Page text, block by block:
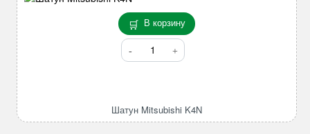
В корзину
Количество
товара
Шатун Mitsubishi K4N